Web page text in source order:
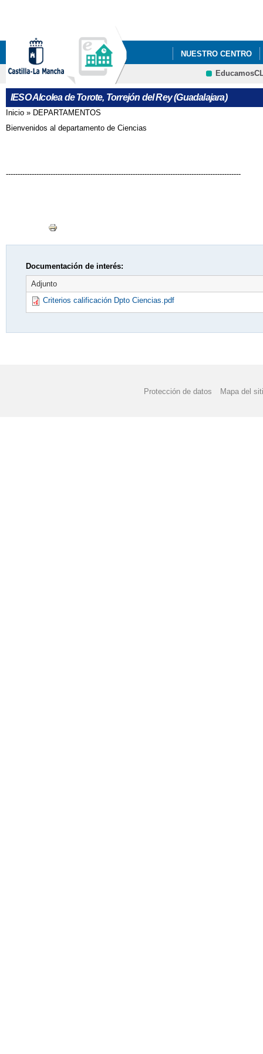
NUESTRO CENTRO
DEPARTAMENTOS
CRFP
IESO Alcolea de Torote, Torrejón del Rey (Guadalajara)
Se encuentra usted aquí
Inicio » DEPARTAMENTOS
Bienvenidos al departamento de Ciencias
----------------------------------------------------------------------------------------------------
Documentación de interés:
Adjunto
Criterios calificación Dpto Ciencias.pdf
Protección de datos Mapa del